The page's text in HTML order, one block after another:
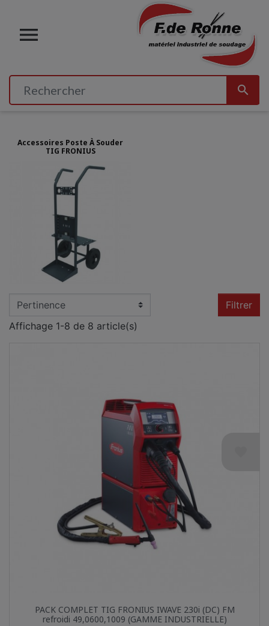


Accessoires Poste À Souder
TIG FRONIUS
Filtrer
Affichage 1-8 de 8 article(s)
Aperçu rapide
PACK COMPLET TIG FRONIUS IWAVE 230i (DC) FM
refroidi 49,0600,1009 (GAMME INDUSTRIELLE)